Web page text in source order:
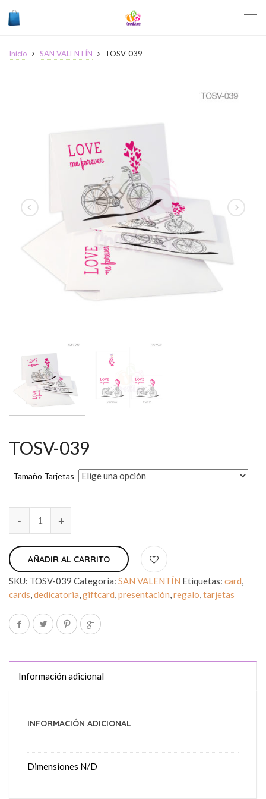
Inicio SAN VALENTÍN TOSV-039
TOSV-039
Tamaño Tarjetas
AÑADIR AL CARRITO
SKU: TOSV-039 Categoría: SAN VALENTÍN Etiquetas: card,
cards,dedicatoria,giftcard,presentación,regalo,tarjetas
Información adicional
INFORMACIÓN ADICIONAL
Dimensiones N/D